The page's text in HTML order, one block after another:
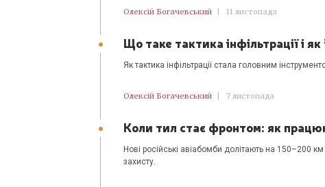
Олексій Богачевський 11 листопада
Що таке тактика інфільтрації і як
Як тактика інфільтрації стала головним
Олексій Богачевський 7 листопада
Коли тил стає фронтом: як
Нові російські авіабомби долітають на 150–200
захисту.